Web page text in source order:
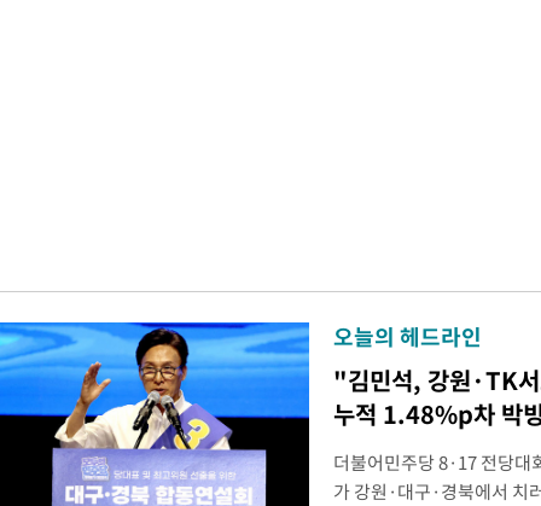
오늘의 헤드라인
"김민석, 강원·TK
누적 1.48%p차 박
더불어민주당 8·17 전당대
가 강원·대구·경북에서 치